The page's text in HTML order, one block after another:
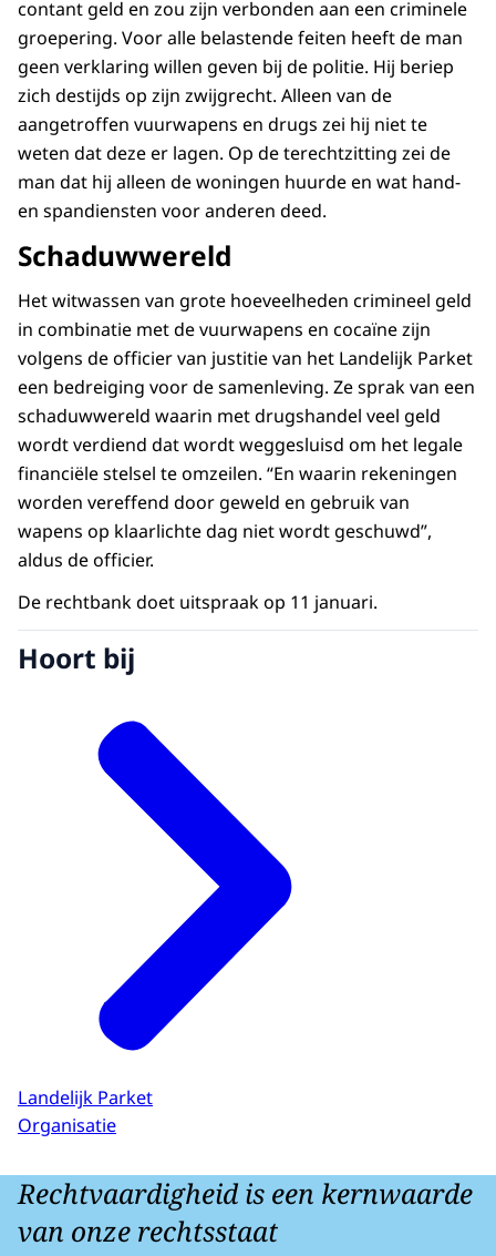
contant geld en zou zijn verbonden aan een criminele
groepering. Voor alle belastende feiten heeft de man
geen verklaring willen geven bij de politie. Hij beriep
zich destijds op zijn zwijgrecht. Alleen van de
aangetroffen vuurwapens en drugs zei hij niet te
weten dat deze er lagen. Op de terechtzitting zei de
man dat hij alleen de woningen huurde en wat hand-
en spandiensten voor anderen deed.
Schaduwwereld
Het witwassen van grote hoeveelheden crimineel geld
in combinatie met de vuurwapens en cocaïne zijn
volgens de officier van justitie van het Landelijk Parket
een bedreiging voor de samenleving. Ze sprak van een
schaduwwereld waarin met drugshandel veel geld
wordt verdiend dat wordt weggesluisd om het legale
financiële stelsel te omzeilen. “En waarin rekeningen
worden vereffend door geweld en gebruik van
wapens op klaarlichte dag niet wordt geschuwd”,
aldus de officier.
De rechtbank doet uitspraak op 11 januari.
Hoort bij
Landelijk Parket
Organisatie
Rechtvaardigheid is een kernwaarde
van onze rechtsstaat